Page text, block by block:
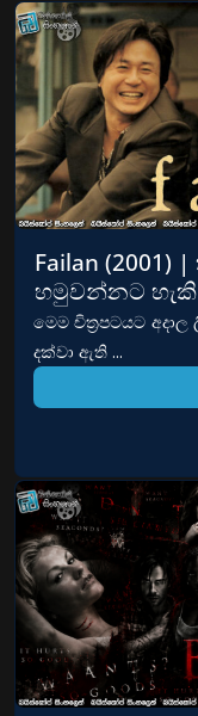
Failan (2001)
හමුවන්නට හැකි
මෙම චිත්‍රපටයට
දක්වා ඇති ...